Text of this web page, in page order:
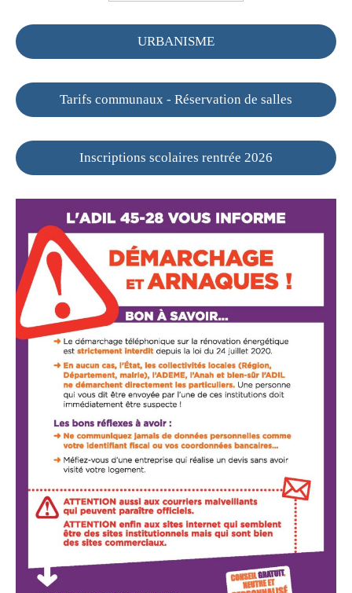
URBANISME
Tarifs communaux - Réservation de salles
Inscriptions scolaires rentrée 2026